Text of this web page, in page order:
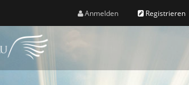
Anmelden Registrieren